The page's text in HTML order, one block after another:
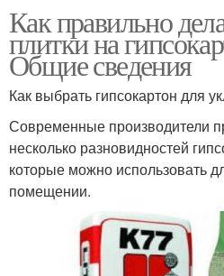
Как правильно
плитки на
Общие сведения
Как выбрать гипсокартон для
Современные производители
несколько разновидностей
которые можно использовать
помещении.